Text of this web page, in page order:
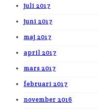
juli 2017
juni 2017
maj 2017
april 2017
mars 2017
februari 2017
november 2016